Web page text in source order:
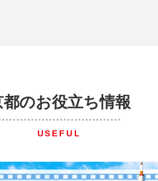
都のお役立ち情報
USEFUL